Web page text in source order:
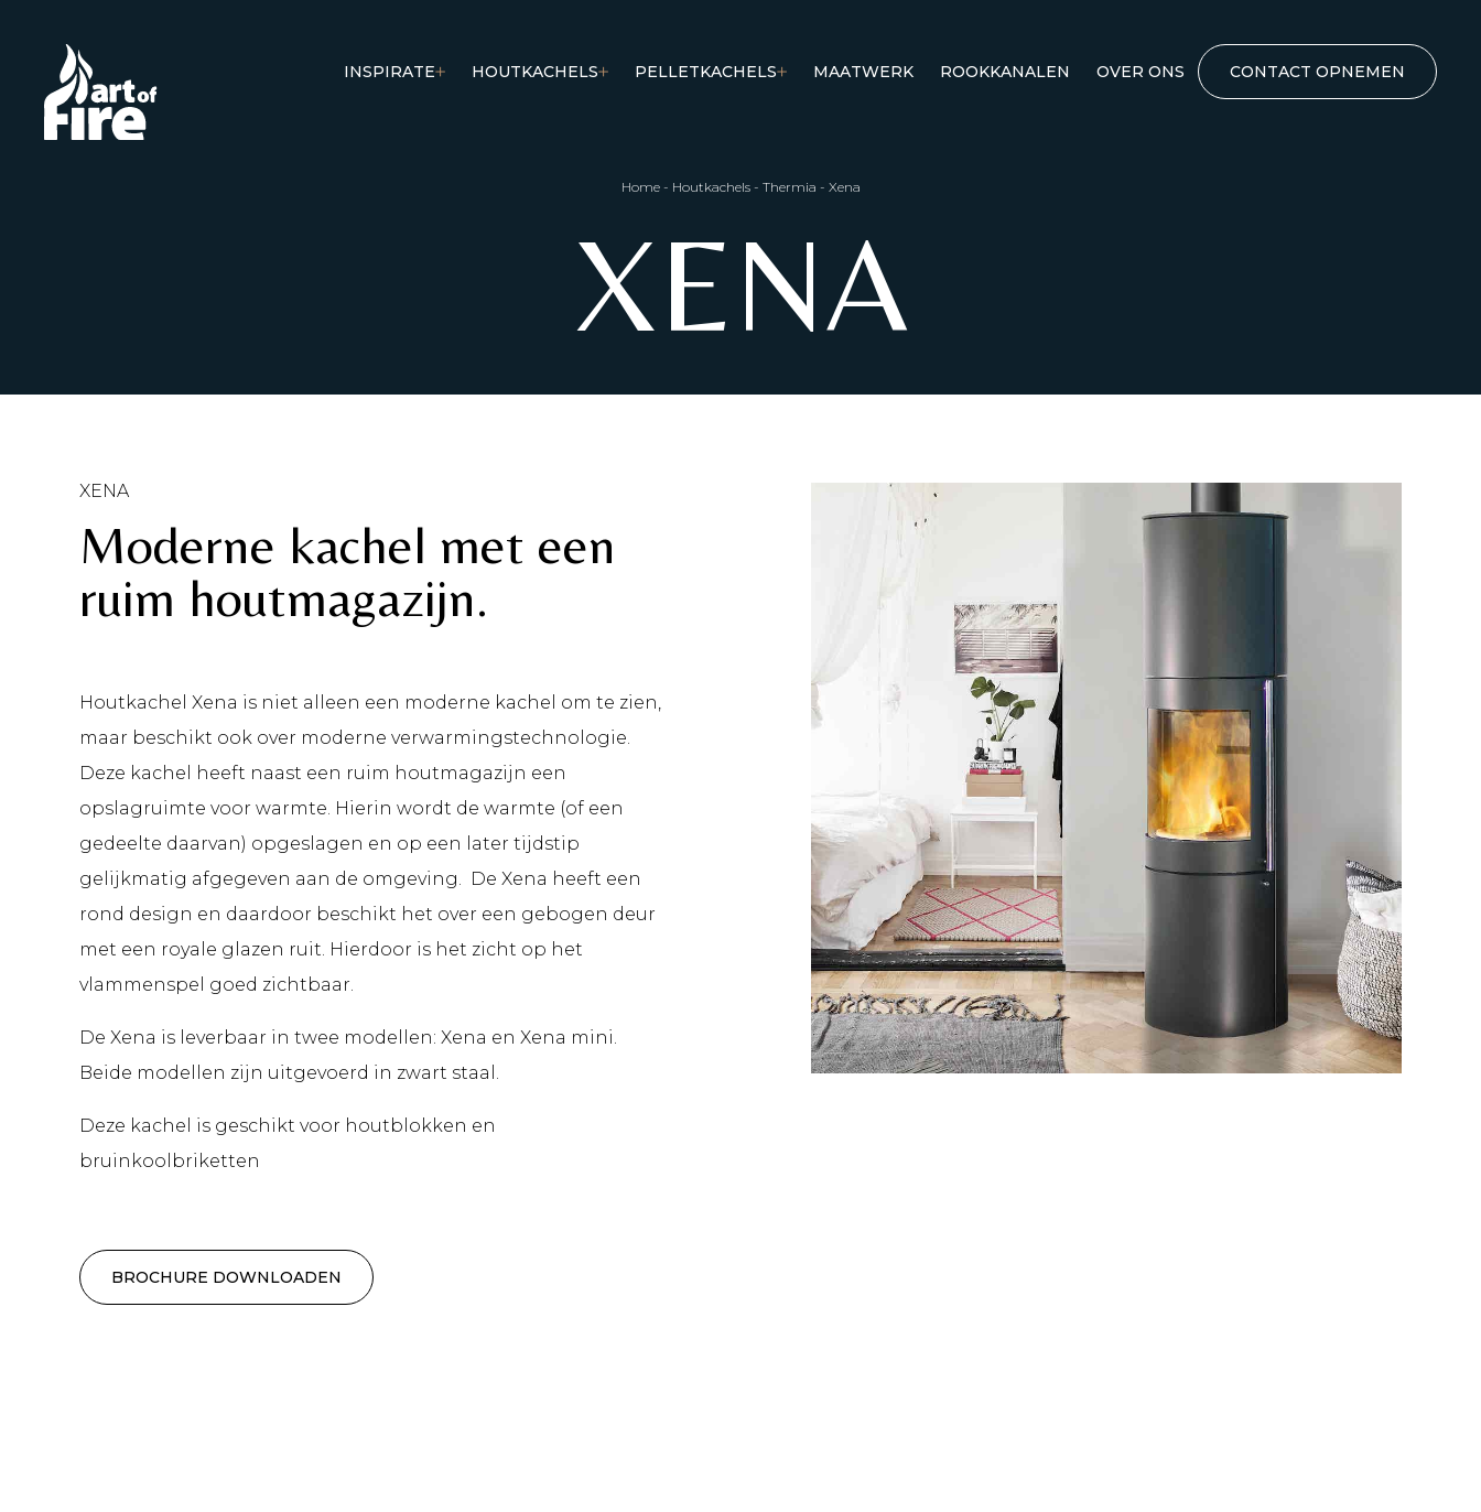
INSPIRATE HOUTKACHELS PELLETKACHELS MAATWERK ROOKKANALEN OVER ONS CONTACT OPNEMEN
XENA
Home- Houtkachels- Thermia - Xena
XENA
Moderne kachel met een
ruim houtmagazijn.
Houtkachel Xena is niet alleen een moderne kachel om te zien,
maar beschikt ook over moderne verwarmingstechnologie.
Deze kachel heeft naast een ruim houtmagazijn een
opslagruimte voor warmte. Hierin wordt de warmte (of een
gedeelte daarvan) opgeslagen en op een later tijdstip
gelijkmatig afgegeven aan de omgeving. De Xena heeft een
rond design en daardoor beschikt het over een gebogen deur
met een royale glazen ruit. Hierdoor is het zicht op het
vlammenspel goed zichtbaar.
De Xena is leverbaar in twee modellen: Xena en Xena mini.
Beide modellen zijn uitgevoerd in zwart staal.
Deze kachel is geschikt voor houtblokken en
bruinkoolbriketten
BROCHURE DOWNLOADEN